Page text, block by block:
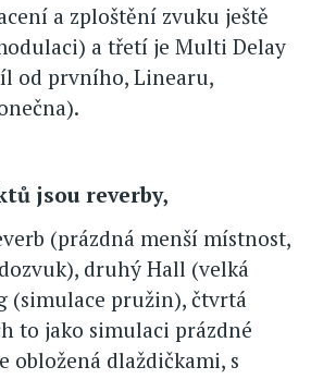
a zploštění zvuku ještě
a třetí je Multi Delay
od prvního, Linearu,
jsou reverby,
(prázdná menší místnost,
druhý Hall (velká
(simulace pružin), čtvrtá
to jako simulaci prázdné
obložená dlaždičkami, s